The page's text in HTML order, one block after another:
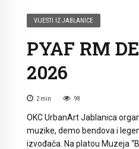
VIJESTI IZ JABLANICE
PYAF RM
2026
2 min 98
OKC UrbanArt Jablanica
muzike, demo bendova i
izvođača. Na platou Muzeja